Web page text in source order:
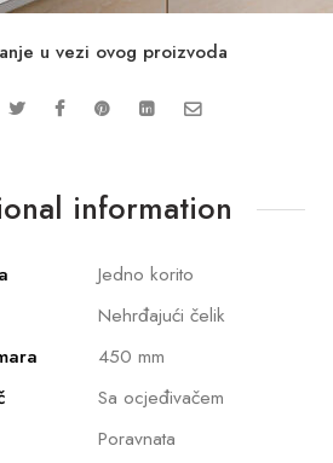
u vezi ovog proizvoda
information
Jedno korito
Nehrđajući čelik
450 mm
Sa ocjeđivačem
Poravnata